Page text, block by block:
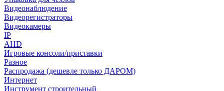
Видеонаблюдение
Видеорегистраторы
Видеокамеры
IP
AHD
Игровые консоли/приставки
Разное
Распродажа (дешевле только ДАРОМ)
Интернет
Инструмент строительный